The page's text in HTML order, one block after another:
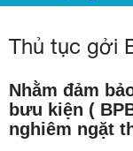
Thủ tục gởi
Nhằm đảm
bưu kiện (
nghiêm ngặt